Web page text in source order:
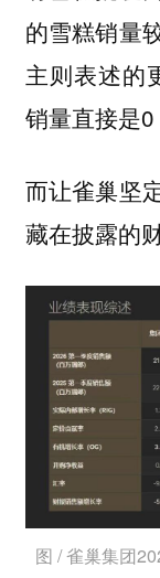
的雪糕销量
主则表述的
销量直接是
而让雀巢坚
藏在披露的
图 / 雀巢集团